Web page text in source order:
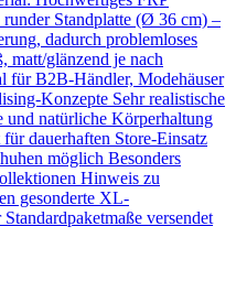
Standplatte (Ø 36 cm) –
dadurch problemloses
matt/glänzend je nach
für B2B-Händler, Modehäuser
Konzepte Sehr realistische
und natürliche Körperhaltung
dauerhaften Store-Einsatz
möglich Besonders
Hinweis zu
gesonderte XL-
versendet